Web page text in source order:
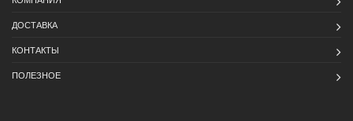
ДОСТАВКА
КОНТАКТЫ
ПОЛЕЗНОЕ